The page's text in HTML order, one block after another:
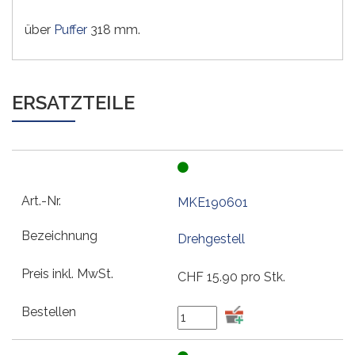
über Puffer 318 mm.
ERSATZTEILE
MKE190601
Drehgestell
CHF 15.90 pro Stk.